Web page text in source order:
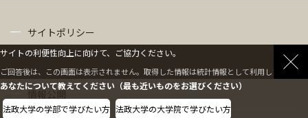
サイトポリシー
情報公開
サイトの利便性向上に向けて、ご協力ください。
ご回答後は、この画面は表示されません。取得した情報は統計情報として利用します。
あなたについて教えてください（最も近いものをお選びください）
法政大学の学部で学びたい方 法政大学の大学院で学びたい方